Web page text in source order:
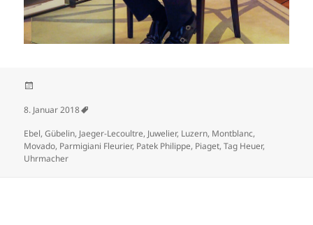
8. Januar 2018
Ebel,Gübelin, Jaeger-Lecoultre, Juwelier, Luzern, Montblanc,
Movado, Parmigiani Fleurier, Patek Philippe, Piaget,Tag Heuer,
Uhrmacher